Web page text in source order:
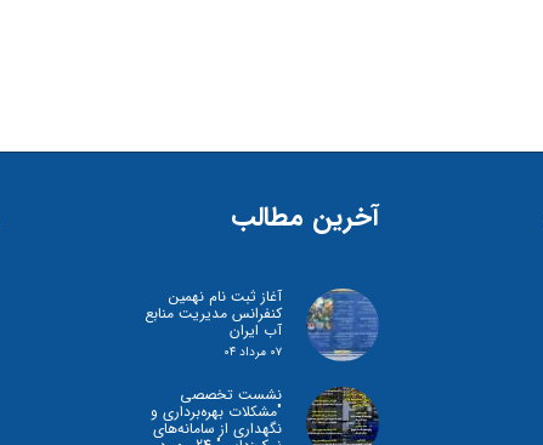
آخرین مطالب
آغاز ثبت نام نهمین
کنفرانس مدیریت منابع
آب ایران
۰۷ مرداد ۰۴
نشست تخصصی
"مشكلات بهره‌برداری و
نگهداری از سامانه‌های